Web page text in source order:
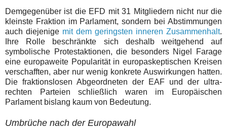
Demgegenüber ist die EFD mit 31 Mitgliedern nicht nur die
kleinste Fraktion im Parlament, sondern bei Abstimmungen
auch diejenige mit dem geringsten inneren Zusammenhalt.
Ihre Rolle beschränkte sich deshalb weitgehend auf
symbolische Protestaktionen, die besonders Nigel Farage
eine europaweite Popularität in europaskeptischen Kreisen
verschafften, aber nur wenig konkrete Auswirkungen hatten.
Die fraktionslosen Abgeordneten der EAF und der ultra-
rechten Parteien schließlich waren im Europäischen
Parlament bislang kaum von Bedeutung.
Umbrüche nach der Europawahl